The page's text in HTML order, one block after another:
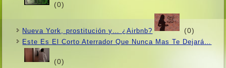
(0)
Nueva York, prostitución y… ¿Airbnb? (0)
Este Es El Corto Aterrador Que Nunca Mas Te Dejará…
(0)